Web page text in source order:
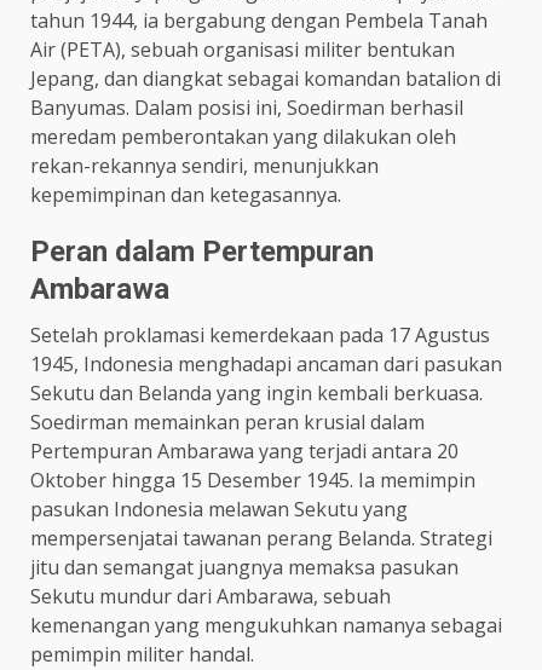
tahun 1944, ia bergabung dengan Pembela Tanah
Air (PETA), sebuah organisasi militer bentukan
Jepang, dan diangkat sebagai komandan batalion di
Banyumas. Dalam posisi ini, Soedirman berhasil
meredam pemberontakan yang dilakukan oleh
rekan-rekannya sendiri, menunjukkan
kepemimpinan dan ketegasannya. ​
Peran dalam Pertempuran
Ambarawa
Setelah proklamasi kemerdekaan pada 17 Agustus
1945, Indonesia menghadapi ancaman dari pasukan
Sekutu dan Belanda yang ingin kembali berkuasa.
Soedirman memainkan peran krusial dalam
Pertempuran Ambarawa yang terjadi antara 20
Oktober hingga 15 Desember 1945. Ia memimpin
pasukan Indonesia melawan Sekutu yang
mempersenjatai tawanan perang Belanda. Strategi
jitu dan semangat juangnya memaksa pasukan
Sekutu mundur dari Ambarawa, sebuah
kemenangan yang mengukuhkan namanya sebagai
pemimpin militer handal. ​